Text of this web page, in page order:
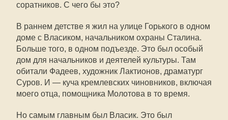
соратников. С чего бы это?
В раннем детстве я жил на улице Горького в одном
доме с Власиком, начальником охраны Сталина.
Больше того, в одном подъезде. Это был особый
дом для начальников и деятелей культуры. Там
обитали Фадеев, художник Лактионов, драматург
Суров. И — куча кремлевских чиновников, включая
моего отца, помощника Молотова в то время.
Но самым главным был Власик. Это был